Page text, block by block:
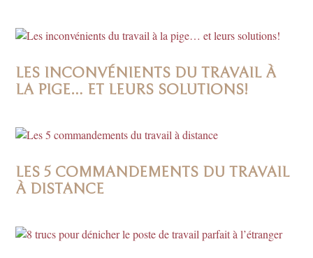
LES INCONVÉNIENTS DU TRAVAIL À
LA PIGE… ET LEURS SOLUTIONS!
LES 5 COMMANDEMENTS DU TRAVAIL
À DISTANCE